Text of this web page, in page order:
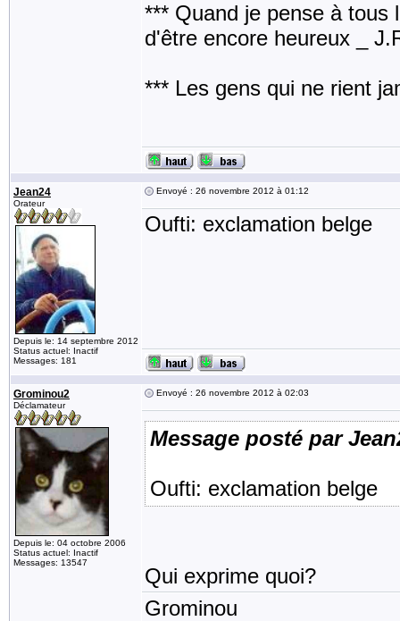
*** Quand je pense à tous
d'être encore heureux _
*** Les gens qui ne rient
Jean24
Orateur
Depuis le: 14 septembre 2012
Status actuel: Inactif
Messages: 181
Envoyé : 26 novembre 2012 à 01:12
Oufti: exclamation belge
Grominou2
Déclamateur
Depuis le: 04 octobre 2006
Status actuel: Inactif
Messages: 13547
Envoyé : 26 novembre 2012 à 02:03
Message posté par
Oufti: exclamation belge
Qui exprime quoi?
Grominou